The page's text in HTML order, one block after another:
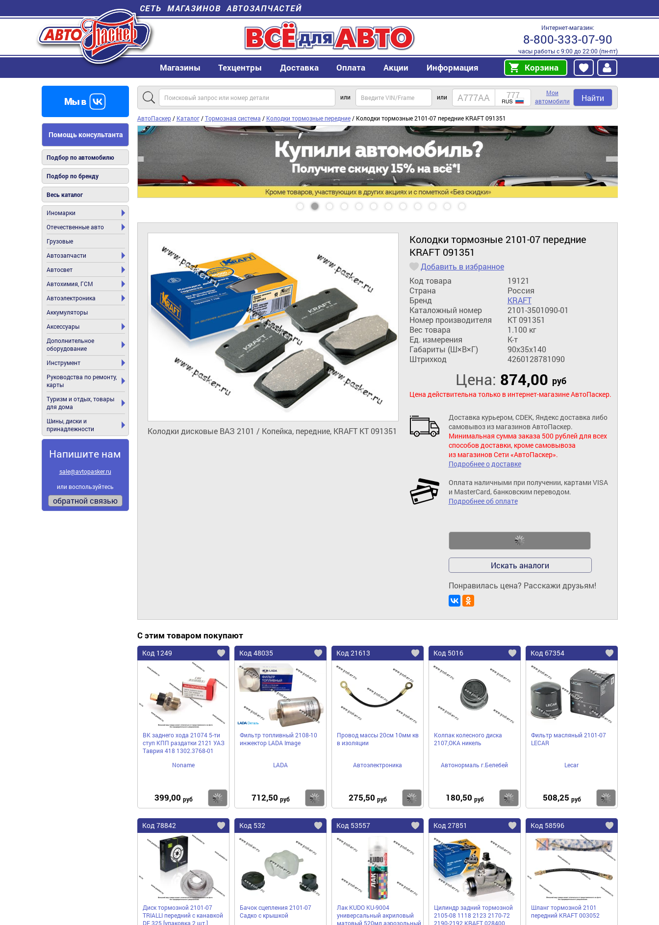
СЕТЬ МАГАЗИНОВ АВТОЗАПЧАСТЕЙ
Интернет-магазин:
8-800-333-07-90
часы работы с 9:00 до 22:00 (пн-пт)
Магазины Техцентры Доставка Оплата Акции Информация Корзина
Помощь консультанта
Подбор по автомобилю
Подбор по бренду
Весь каталог
Иномарки
Отечественные авто
Грузовые
Автозапчасти
Автосвет
Автохимия, ГСМ
Автоэлектроника
Аккумуляторы
Аксессуары
Дополнительное
оборудование
Инструмент
Руководства по ремонту,
карты
Туризм и отдых, товары
для дома
Шины, диски и
принадлежности
Напишите нам
sale@avtopasker.ru
или воспользуйтесь
обратной связью
или или
Мои
автомобили
Найти
АвтоПаскер/ Каталог/Тормозная система / Колодки тормозные передние/ Колодки тормозные 2101-07 передние KRAFT 091351
Колодки тормозные 2101-07 передние
KRAFT 091351
Добавить в избранное
Код товара
19121
Страна
Россия
Бренд
KRAFT
Каталожный номер
2101-3501090-01
Номер производителя
KT 091351
Вес товара
1.100 кг
Ед. измерения
К-т
Габариты (Ш×В×Г)
90x35x140
Штрихкод
4260128781090
Цена: 874,00 руб
Цена действительна только в интернет-магазине АвтоПаскер.
Доставка курьером, CDEK, Яндекс доставка либо
самовывоз из магазинов АвтоПаскер.
Минимальная сумма заказа 500 рублей для всех
способов доставки, кроме самовывоза
из магазинов Сети «АвтоПаскер».
Подробнее о доставке
Оплата наличными при получении, картами VISA
и MasterCard, банковским переводом.
Подробнее об оплате
Искать аналоги
Понравилась цена? Расскажи друзьям!
Колодки дисковые ВАЗ 2101 / Копейка, передние, KRAFT KT 091351
С этим товаром покупают
Код 1249
ВК заднего хода 21074 5-ти
ступ КПП раздатки 2121 УАЗ
Таврия 418 1302.3768-01
Noname
399,00 руб Купить
Код 48035
Фильтр топливный 2108-10
инжектор LADA Image
LADA
712,50 руб Купить
Код 21613
Провод массы 20cм 10мм кв
в изоляции
Автоэлектроника
275,50 руб Купить
Код 5016
Колпак колесного диска
2107,ОКА никель
Автонормаль г.Белебей
180,50 руб Купить
Код 67354
Фильтр масляный 2101-07
LECAR
Lecar
508,25 руб
Код 78842
Диск тормозной 2101-07
TRIALLI передний с канавкой
DF 325 [упаковка 2 шт.]
Код 532
Бачок сцепления 2101-07
Садко с крышкой
Код 53557
Лак KUDO KU-9004
универсальный акриловый
матовый 520мл аэрозольный
Код 27851
Цилиндр задний тормозной
2105-08 1118 2123 2170-72
2190-2192 KRAFT 028400
Код 58596
Шланг тормозной 2101
передний KRAFT 003052